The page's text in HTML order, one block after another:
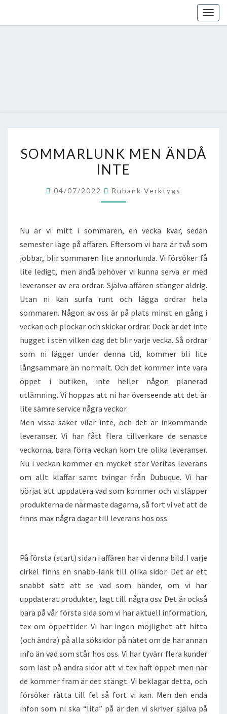
MEN
ÄNDÅ
SOMMARLUNK MEN ÄNDÅ
INTE
04/07/2022 Rubank Verktygs
Nu är vi mitt i sommaren, en vecka kvar, sedan
semester läge på affären. Eftersom vi bara är två som
jobbar, blir sommaren lite annorlunda. Vi försöker få
lite ledigt, men ändå behöver vi kunna serva er med
leveranser av era ordrar. Själva affären stänger aldrig.
Utan ni kan surfa runt och lägga ordrar hela
sommaren. Någon av oss är på plats minst en gång i
veckan och plockar och skickar ordrar. Dock är det inte
hugget i sten vilken dag det blir varje vecka. Så ordrar
som ni lägger under denna tid, kommer bli lite
långsammare än normalt. Och det kommer inte vara
öppet i butiken, inte heller någon planerad
utlämning. Vi hoppas att ni har överseende att det är
lite sämre service några veckor.
Men vissa saker vilar inte, och det är inkommande
leveranser. Vi har fått flera tillverkare de senaste
veckorna, bara förra veckan kom tre olika leveranser.
Nu i veckan kommer en mycket stor Veritas leverans
om allt klaffar samt tvingar från Dubuque. Vi har
börjat att uppdatera vad som kommer och vi släpper
produkterna de närmaste dagarna, så fort vi vet att de
finns max några dagar till leverans hos oss.
På första (start) sidan i affären har vi denna bild. I varje
cirkel finns en snabb-länk till olika sidor. Det är ett
snabbt sätt att se vad som händer, om vi har
uppdaterat produkter, lagt till några osv. Det är också
bara på vår första sida som vi har aktuell information,
tex om öppettider. Vi har ingen möjlighet att hitta
(och ändra) på alla söksidor på nätet om de har annan
info än vad som står hos oss. Vi har tyvärr flera kunder
som läst på andra sidor att vi tex haft öppet men när
de kommer fram är det stängt. Vi beklagar detta, och
försöker rätta till fel så fort vi kan. Men den enda
infon som ni ska “lita” på är den vi skriver själva på